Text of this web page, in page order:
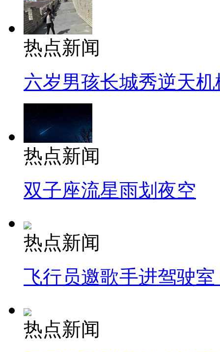
热点新闻
六岁男孩长城秀逆天机
热点新闻
双子座流星雨划夜空
热点新闻
飞行员邀歌手进驾驶
热点新闻